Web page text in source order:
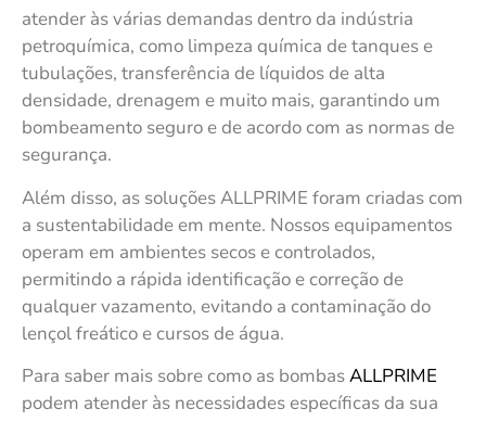
atender às várias demandas dentro da indústria
petroquímica, como limpeza química de tanques e
tubulações, transferência de líquidos de alta
densidade, drenagem e muito mais, garantindo um
bombeamento seguro e de acordo com as normas de
segurança.
Além disso, as soluções ALLPRIME foram criadas com
a sustentabilidade em mente. Nossos equipamentos
operam em ambientes secos e controlados,
permitindo a rápida identificação e correção de
qualquer vazamento, evitando a contaminação do
lençol freático e cursos de água.
Para saber mais sobre como as bombasALLPRIME
podem atender às necessidades específicas da sua